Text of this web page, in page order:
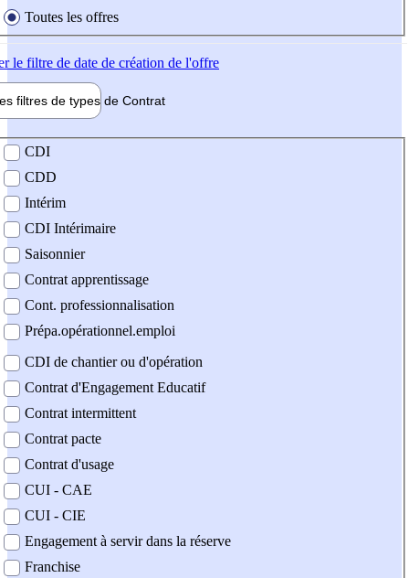
Toutes les offres
le filtre de date de création de l'offre
filtres de types de Contrat
contrat
CDI
CDD
Intérim
CDI Intérimaire
Saisonnier
Contrat apprentissage
Cont. professionnalisation
Prépa.opérationnel.emploi
CDI de chantier ou d'opération
Contrat d'Engagement Educatif
Contrat intermittent
Contrat pacte
Contrat d'usage
CUI - CAE
CUI - CIE
Engagement à servir dans la réserve
Franchise